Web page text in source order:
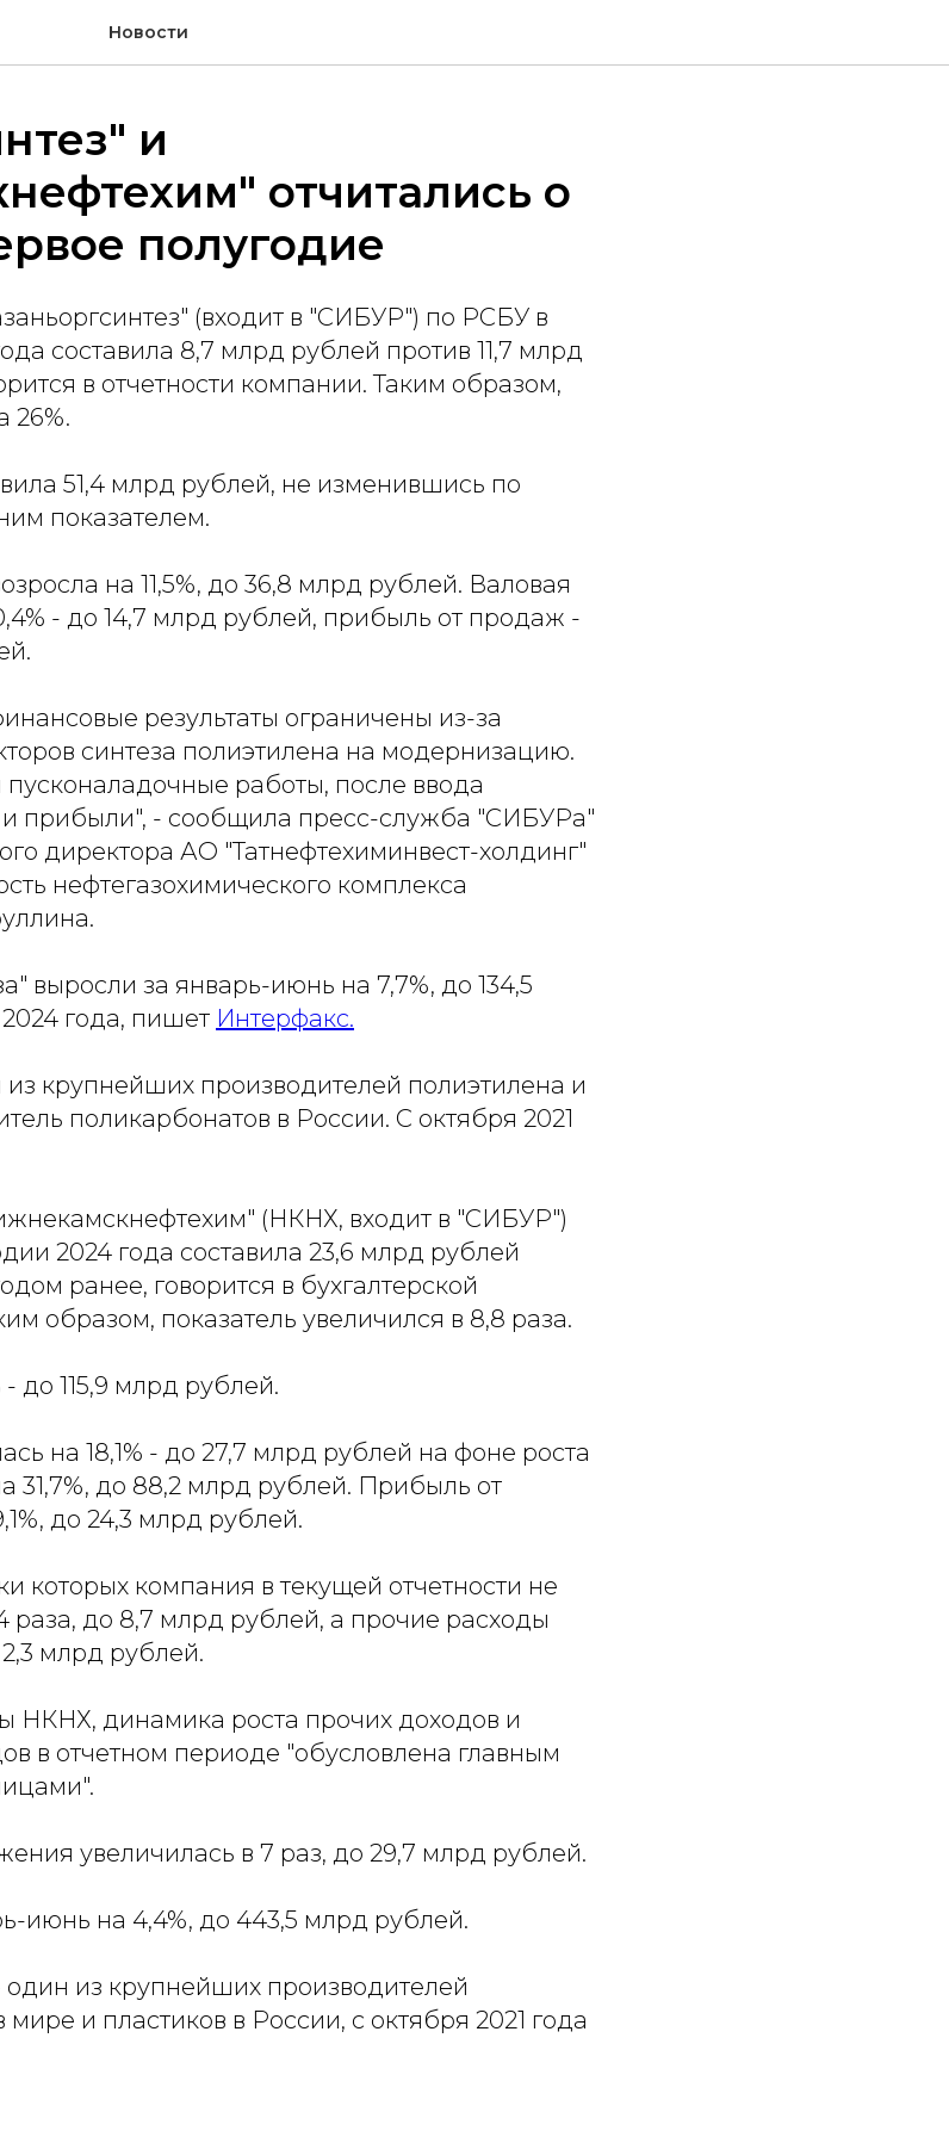
Новости
и
отчитались о
полугодие
(входит в "СИБУР") по РСБУ в
составила 8,7 млрд рублей против 11,7 млрд
в отчетности компании. Таким образом,
26%.
51,4 млрд рублей, не изменившись по
показателем.
на 11,5%, до 36,8 млрд рублей. Валовая
- до 14,7 млрд рублей, прибыль от продаж -
результаты ограничены из-за
синтеза полиэтилена на модернизацию.
работы, после ввода
и прибыли", - сообщила пресс-служба "СИБУРа"
директора АО "Татнефтехиминвест-холдинг"
нефтегазохимического комплекса
выросли за январь-июнь на 7,7%, до 134,5
года, пишет Интерфакс.
из крупнейших производителей полиэтилена и
поликарбонатов в России. С октября 2021
(НКНХ, входит в "СИБУР")
2024 года составила 23,6 млрд рублей
ранее, говорится в бухгалтерской
образом, показатель увеличился в 8,8 раза.
до 115,9 млрд рублей.
на 18,1% - до 27,7 млрд рублей на фоне роста
31,7%, до 88,2 млрд рублей. Прибыль от
до 24,3 млрд рублей.
которых компания в текущей отчетности не
раза, до 8,7 млрд рублей, а прочие расходы
2,3 млрд рублей.
динамика роста прочих доходов и
в отчетном периоде "обусловлена главным
увеличилась в 7 раз, до 29,7 млрд рублей.
июнь на 4,4%, до 443,5 млрд рублей.
из крупнейших производителей
мире и пластиков в России, с октября 2021 года